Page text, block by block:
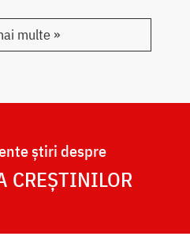
multe »
știri despre
CREȘTINILOR